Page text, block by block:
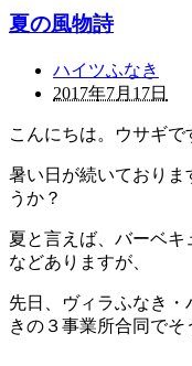
夏の風物詩
ハイツふなき
2017年7月17日
こんにちは。ウサギで
暑い日が続いておりま
うか？
夏と言えば、バーベ
などありますが、
先日、ヴィラふなき
きの３事業所合同でそ